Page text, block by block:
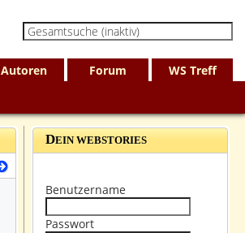
WS Treff
Forum
Autoren
DEIN WEBSTORIES
Benutzername
Passwort